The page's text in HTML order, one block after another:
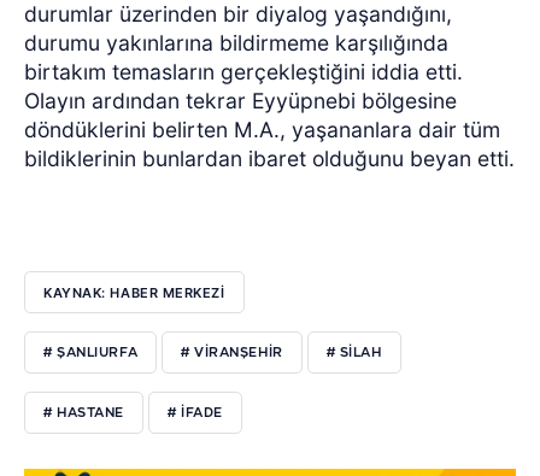
durumlar üzerinden bir diyalog yaşandığını,
durumu yakınlarına bildirmeme karşılığında
birtakım temasların gerçekleştiğini iddia etti.
Olayın ardından tekrar Eyyüpnebi bölgesine
döndüklerini belirten M.A., yaşananlara dair tüm
bildiklerinin bunlardan ibaret olduğunu beyan etti.
KAYNAK: HABER MERKEZİ
# ŞANLIURFA # VIRANŞEHIR # SILAH
# HASTANE # IFADE